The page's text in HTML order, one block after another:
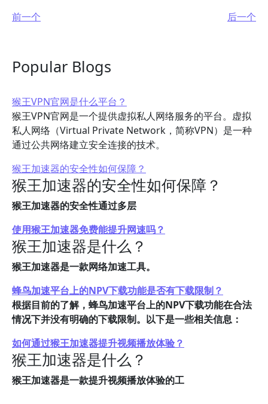
前一个
后一个
Popular Blogs
猴王VPN官网是什么平台？
猴王VPN官网是一个提供虚拟私人网络服务的平台。虚拟
私人网络（Virtual Private Network，简称VPN）是一种
通过公共网络建立安全连接的技术。
猴王加速器的安全性如何保障？
猴王加速器的安全性如何保障？
猴王加速器的安全性通过多层
使用猴王加速器免费能提升网速吗？
猴王加速器是什么？
猴王加速器是一款网络加速工具。
蜂鸟加速平台上的NPV下载功能是否有下载限制？
根据目前的了解，蜂鸟加速平台上的NPV下载功能在合法
情况下并没有明确的下载限制。以下是一些相关信息：
如何通过猴王加速器提升视频播放体验？
猴王加速器是什么？
猴王加速器是一款提升视频播放体验的工